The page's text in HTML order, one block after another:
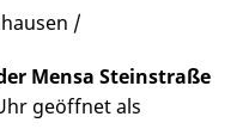
/
Mensa Steinstraße
geöffnet als